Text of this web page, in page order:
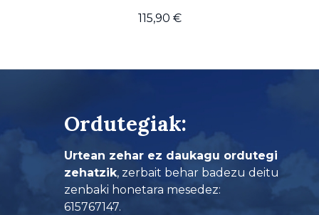
115,90 €
Ordutegiak:
Urtean zehar ez daukagu ordutegi
zehatzik, zerbait behar badezu deitu
zenbaki honetara mesedez:
615767147.